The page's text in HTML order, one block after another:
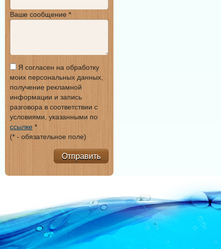
Ваше сообщение *
Я согласен на обработку
моих персональных данных,
получение рекламной
информации и запись
разговора в соответствии с
условиями, указанными по
ссылке *
(* - обязательное поле)
Отправить